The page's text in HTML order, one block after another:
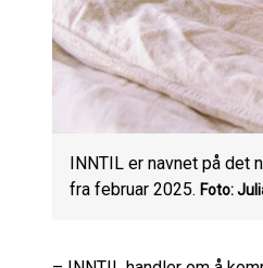
INNTIL er navnet på det
fra februar 2025. Foto: